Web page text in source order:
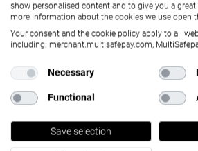
Seguridad
El principal ingrediente, que permite a
digitales prosperar en el panorama
línea, es la seguridad.
Como ocurre con la mayoría de las
usuarios.
show personalised content and to give you a
more information about the cookies we use open
Your consent and the cookie policy apply to all
including: merchant.multisafepay.com,
Necessary
Functional
Save selection